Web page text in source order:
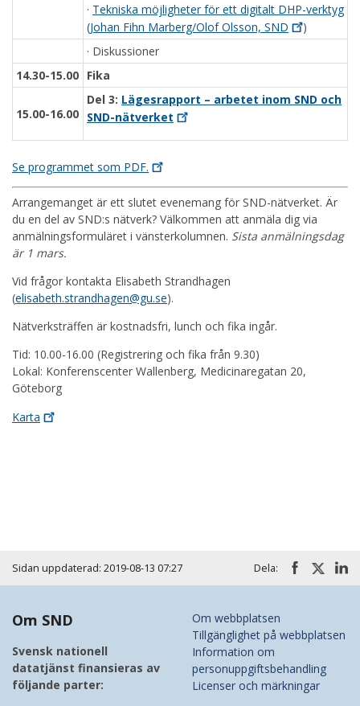
· Tekniska möjligheter för ett digitalt DHP-verktyg
(Johan Fihn Marberg/Olof Olsson, SND
)
· Diskussioner
14.30-15.00 Fika
15.00-16.00
Del 3: Lägesrapport – arbetet inom SND och
SND-nätverket
Se programmet som PDF.
Arrangemanget är ett slutet evenemang för SND-nätverket. Är
du en del av SND:s nätverk? Välkommen att anmäla dig via
anmälningsformuläret i vänsterkolumnen. Sista anmälningsdag
är 1 mars.
Vid frågor kontakta Elisabeth Strandhagen
(elisabeth.strandhagen@gu.se).
Nätverksträffen är kostnadsfri, lunch och fika ingår.
Tid: 10.00-16.00 (Registrering och fika från 9.30)
Lokal: Konferenscenter Wallenberg, Medicinaregatan 20,
Göteborg
Karta
Sidan uppdaterad: 2019-08-13 07:27 Dela:
Om SND
Svensk nationell
datatjänst finansieras av
följande parter:
Om webbplatsen
Tillgänglighet på webbplatsen
Information om
personuppgiftsbehandling
Licenser och märkningar